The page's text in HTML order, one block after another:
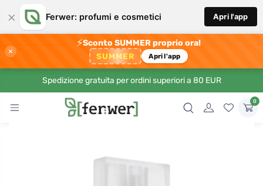
× Ferwer: profumi e cosmetici Apri l'app
×
⚡Sconto SUMMER proprio ora!
SUMMER Apri l'app
Spedizione gratuita per ordini superiori a 80 EUR
0